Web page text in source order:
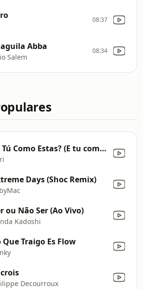
08:37
Abba
Salem
08:34
¿Y Tú Como Estas? (E tu come stai)
Days (Shoc Remix)
ou Não Ser (Ao Vivo)
Kadoshi
Que Traigo Es Flow
crois
Decourroux